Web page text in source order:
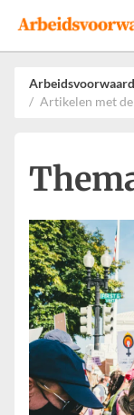
Events
Adverteren
Leveranciers
Werkgevers
Artikelen met